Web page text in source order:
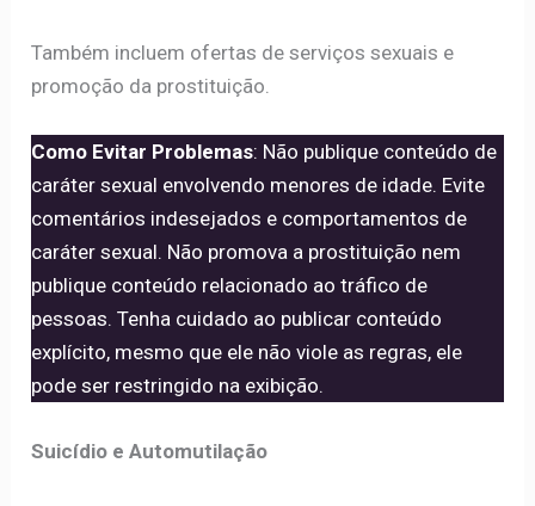
Também incluem ofertas de serviços sexuais e
promoção da prostituição.
Como Evitar Problemas: Não publique conteúdo de
caráter sexual envolvendo menores de idade. Evite
comentários indesejados e comportamentos de
caráter sexual. Não promova a prostituição nem
publique conteúdo relacionado ao tráfico de
pessoas. Tenha cuidado ao publicar conteúdo
explícito, mesmo que ele não viole as regras, ele
pode ser restringido na exibição.
Suicídio e Automutilação